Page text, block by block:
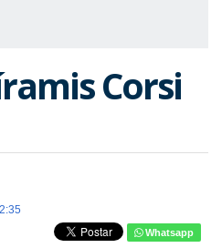
Corsi
Whatsapp